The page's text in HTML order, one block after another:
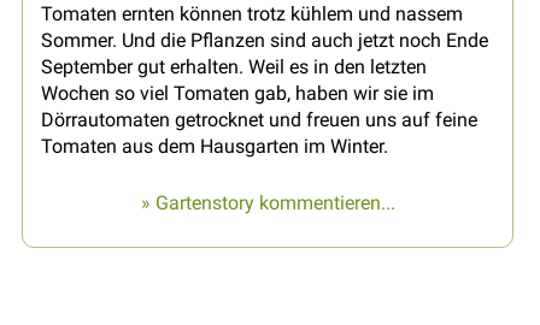
Tomaten ernten können trotz kühlem und nassem
Sommer. Und die Pflanzen sind auch jetzt noch Ende
September gut erhalten. Weil es in den letzten
Wochen so viel Tomaten gab, haben wir sie im
Dörrautomaten getrocknet und freuen uns auf feine
Tomaten aus dem Hausgarten im Winter.
» Gartenstory kommentieren...